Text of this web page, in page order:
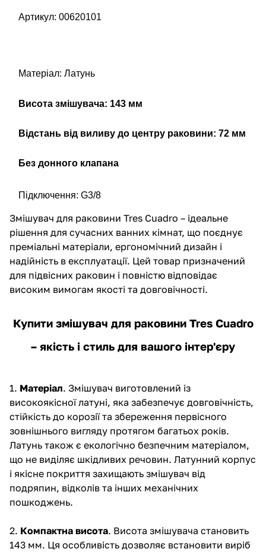
Артикул: 00620101
Матеріал: Латунь
Висота змішувача: 143 мм
Відстань від виливу до центру раковини: 72 мм
Без донного клапана
Підключення: G3/8
Змішувач для раковини Tres Cuadro – ідеальне
рішення для сучасних ванних кімнат, що поєднує
преміальні матеріали, ергономічний дизайн і
надійність в експлуатації. Цей товар призначений
для підвісних раковин і повністю відповідає
високим вимогам якості та довговічності.
Купити змішувач для раковини Tres Cuadro
– якість і стиль для вашого інтер'єру
1. Матеріал. Змішувач виготовлений із
високоякісної латуні, яка забезпечує довговічність,
стійкість до корозії та збереження первісного
зовнішнього вигляду протягом багатьох років.
Латунь також є екологічно безпечним матеріалом,
що не виділяє шкідливих речовин. Латунний корпус
і якісне покриття захищають змішувач від
подряпин, відколів та інших механічних
пошкоджень.
2. Компактна висота. Висота змішувача становить
143 мм. Ця особливість дозволяє встановити виріб